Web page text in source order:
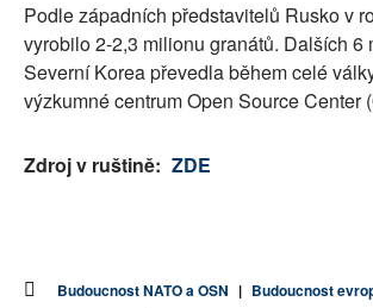
Podle západních představitelů Rusko v
vyrobilo 2-2,3 milionu granátů. Dalších 6
Severní Korea převedla během celé
výzkumné centrum Open Source Center
Zdroj v ruštině: ZDE
Budoucnost NATO a OSN | Budoucnost